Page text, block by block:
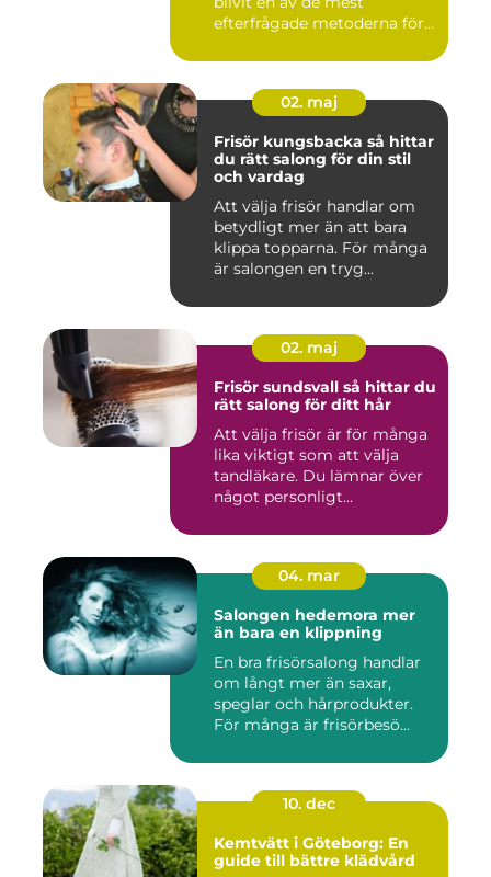
efterfrågade metoderna för
02. maj
Frisör kungsbacka så hittar
du rätt salong för din stil
och vardag
Att välja frisör handlar om
betydligt mer än att bara
klippa topparna. För många
är salongen en tryg...
02. maj
Frisör sundsvall så hittar du
rätt salong för ditt hår
Att välja frisör är för många
lika viktigt som att välja
tandläkare. Du lämnar över
något personligt...
04. mar
Salongen hedemora mer
än bara en klippning
En bra frisörsalong handlar
om långt mer än saxar,
speglar och hårprodukter.
För många är frisörbesö...
10. dec
Kemtvätt i Göteborg: En
guide till bättre klädvård